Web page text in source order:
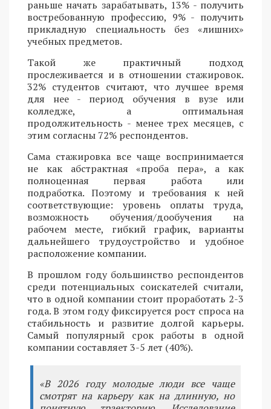
раньше начать зарабатывать, 13% - получить
востребованную профессию, 9% - получить
прикладную специальность без «лишних»
учебных предметов.
Такой же практичный подход
прослеживается и в отношении стажировок.
32% студентов считают, что лучшее время
для нее - период обучения в вузе или
колледже, а оптимальная
продолжительность - менее трех месяцев, с
этим согласны 72% респондентов.
Сама стажировка все чаще воспринимается
не как абстрактная «проба пера», а как
полноценная первая работа или
подработка. Поэтому и требования к ней
соответствующие: уровень оплаты труда,
возможность обучения/дообучения на
рабочем месте, гибкий график, варианты
дальнейшего трудоустройство и удобное
расположение компании.
В прошлом году большинство респондентов
среди потенциальных соискателей считали,
что в одной компании стоит проработать 2-3
года. В этом году фиксируется рост спроса на
стабильность и развитие долгой карьеры.
Самый популярный срок работы в одной
компании составляет 3-5 лет (40%).
«В 2026 году молодые люди все чаще
смотрят на карьеру как на длинную, но